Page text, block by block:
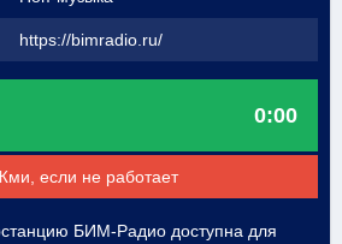
https://bimradio.ru/
0:00
если не работает
БИМ-Радио доступна для